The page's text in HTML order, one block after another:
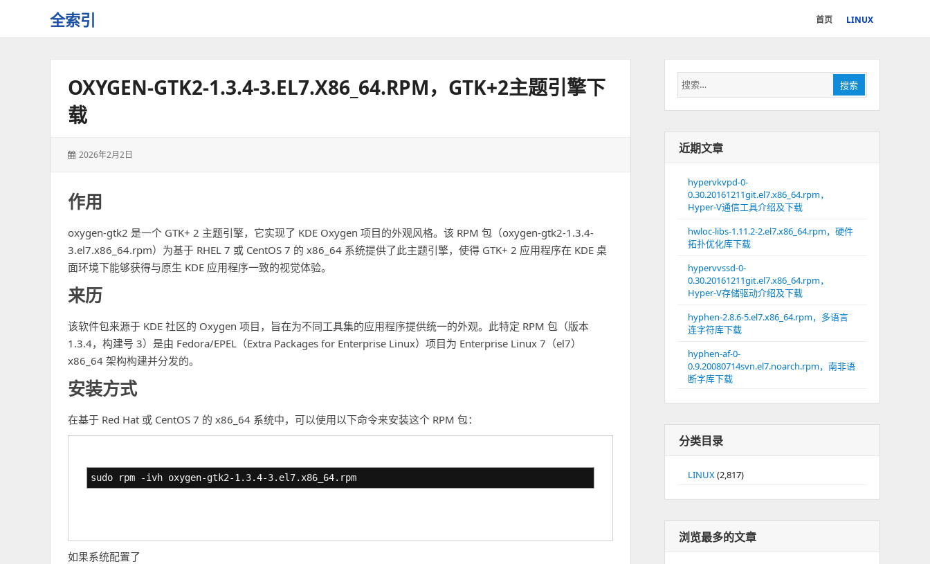
全索引
些
首页 LINUX
OXYGEN-GTK2-1.3.4-3.EL7.X86_64.RPM，GTK+2主题引擎下
载
发
2026年2月2日
作用
oxygen-gtk2 是一个 GTK+ 2 主题引擎，它实现了 KDE Oxygen 项目的外观风格。该 RPM 包（oxygen-gtk2-1.3.4-
3.el7.x86_64.rpm）为基于 RHEL 7 或 CentOS 7 的 x86_64 系统提供了此主题引擎，使得 GTK+ 2 应用程序在 KDE 桌
面环境下能够获得与原生 KDE 应用程序一致的视觉体验。
来历
该软件包来源于 KDE 社区的 Oxygen 项目，旨在为不同工具集的应用程序提供统一的外观。此特定 RPM 包（版本
1.3.4，构建号 3）是由 Fedora/EPEL（Extra Packages for Enterprise Linux）项目为 Enterprise Linux 7（el7）
x86_64 架构构建并分发的。
安装方式
在基于 Red Hat 或 CentOS 7 的 x86_64 系统中，可以使用以下命令来安装这个 RPM 包：
sudo rpm -ivh oxygen-gtk2-1.3.4-3.el7.x86_64.rpm
如果系统配置了
搜
索：
搜索
近期文章
hypervkvpd-0-
0.30.20161211git.el7.x86_64.rpm，
Hyper-V通信工具介绍及下载
hwloc-libs-1.11.2-2.el7.x86_64.rpm，硬件
拓扑优化库下载
hypervvssd-0-
0.30.20161211git.el7.x86_64.rpm，
Hyper-V存储驱动介绍及下载
hyphen-2.8.6-5.el7.x86_64.rpm，多语言
连字符库下载
hyphen-af-0-
0.9.20080714svn.el7.noarch.rpm，南非语
断字库下载
分类目录
LINUX(2,817)
浏览最多的文章